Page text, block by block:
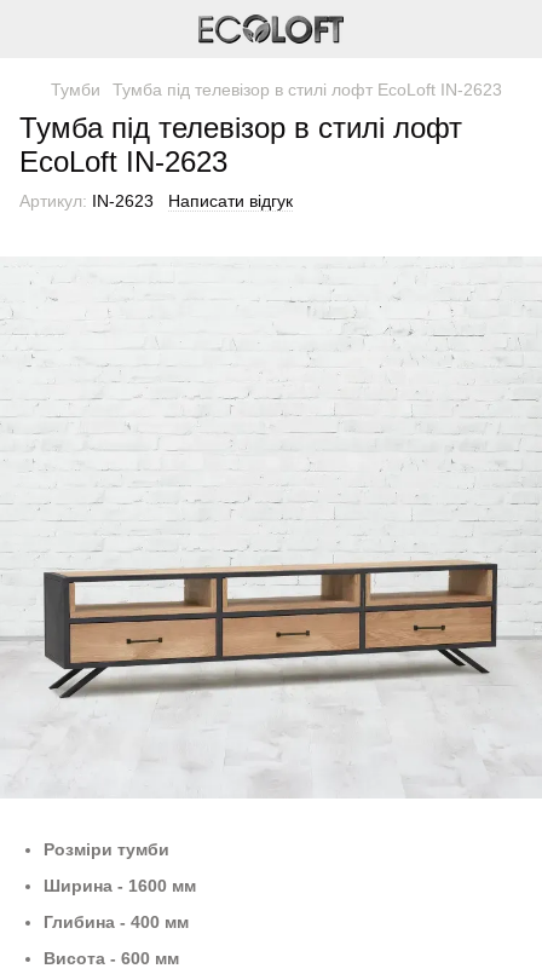
Тумби Тумба під телевізор в стилі лофт EcoLoft IN-2623
Тумба під телевізор в стилі лофт
EcoLoft IN-2623
Артикул: IN-2623 Написати відгук
Розміри тумби
Ширина - 1600 мм
Глибина - 400 мм
Висота - 600 мм